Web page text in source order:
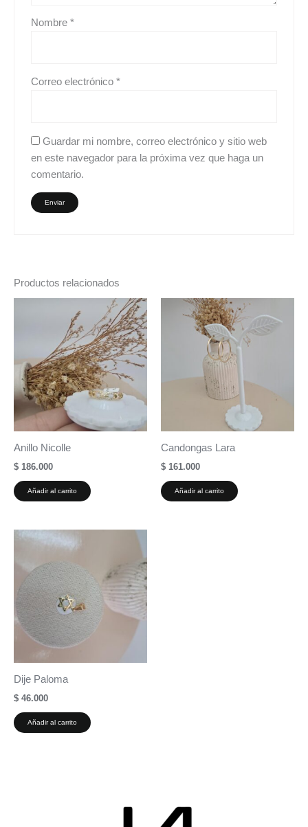
Nombre*
Correo electrónico*
Guardar mi nombre, correo electrónico y sitio web
en este navegador para la próxima vez que haga un
comentario.
Productos relacionados
Anillo Nicolle
$ 186.000
Añadir al carrito
Candongas Lara
$ 161.000
Añadir al carrito
Dije Paloma
$ 46.000
Añadir al carrito